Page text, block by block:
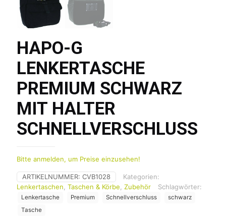
HAPO-G
LENKERTASCHE
PREMIUM SCHWARZ
MIT HALTER
SCHNELLVERSCHLUSS
Bitte anmelden, um Preise einzusehen!
ARTIKELNUMMER: CVB1028
Kategorien:
Lenkertaschen Taschen & Körbe Zubehör Schlagwörter:
Lenkertasche Premium Schnellverschluss
schwarz
Tasche